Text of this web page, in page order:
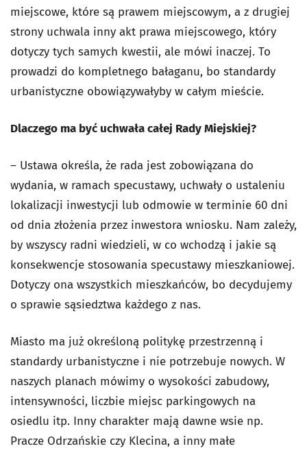
miejscowe, które są prawem miejscowym, a z drugiej
strony uchwala inny akt prawa miejscowego, który
dotyczy tych samych kwestii, ale mówi inaczej. To
prowadzi do kompletnego bałaganu, bo standardy
urbanistyczne obowiązywałyby w całym mieście.
Dlaczego ma być uchwała całej Rady Miejskiej?
– Ustawa określa, że rada jest zobowiązana do
wydania, w ramach specustawy, uchwały o ustaleniu
lokalizacji inwestycji lub odmowie w terminie 60 dni
od dnia złożenia przez inwestora wniosku. Nam zależy,
by wszyscy radni wiedzieli, w co wchodzą i jakie są
konsekwencje stosowania specustawy mieszkaniowej.
Dotyczy ona wszystkich mieszkańców, bo decydujemy
o sprawie sąsiedztwa każdego z nas.
Miasto ma już określoną politykę przestrzenną i
standardy urbanistyczne i nie potrzebuje nowych. W
naszych planach mówimy o wysokości zabudowy,
intensywności, liczbie miejsc parkingowych na
osiedlu itp. Inny charakter mają dawne wsie np.
Pracze Odrzańskie czy Klecina, a inny małe